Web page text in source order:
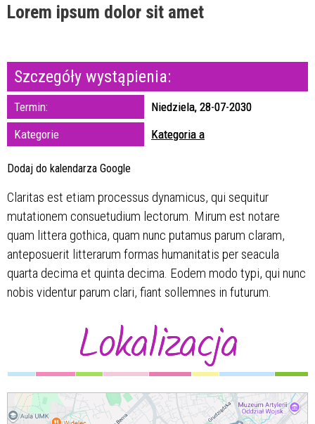
Trwające w
zakresie
Miejsce
Organizator
Lorem ipsum dolor sit amet
Szczegóły wystąpienia:
Termin:
Niedziela, 28-07-2030
Kategorie
Kategoria a
Dodaj do kalendarza Google
Claritas est etiam processus dynamicus, qui sequitur
mutationem consuetudium lectorum. Mirum est notare
quam littera gothica, quam nunc putamus parum claram,
anteposuerit litterarum formas humanitatis per seacula
quarta decima et quinta decima. Eodem modo typi, qui nunc
nobis videntur parum clari, fiant sollemnes in futurum.
Lokalizacja